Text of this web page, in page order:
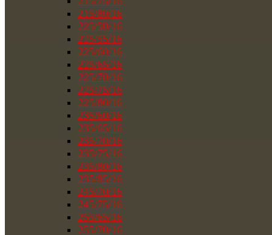
215/80/16
225/50/16
225/55/16
225/60/16
225/65/16
225/70/16
225/75/16
225/80/16
235/60/16
235/65/16
235/70/16
235/75/16
235/80/16
235/85/16
245/70/16
245/75/16
255/65/16
255/70/16